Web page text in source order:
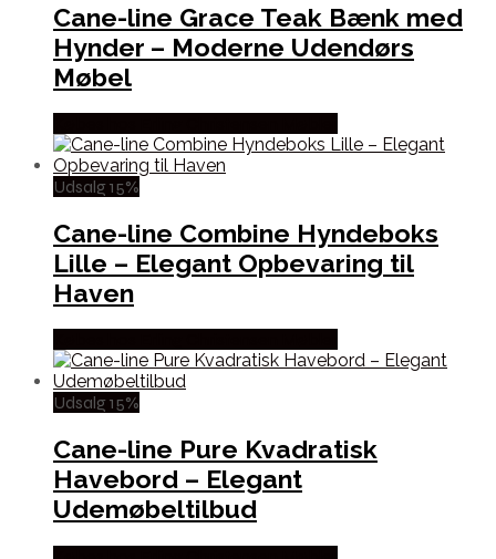
Cane-line Grace Teak Bænk med
Hynder – Moderne Udendørs
Møbel
Udsalg 15%
Cane-line Combine Hyndeboks
Lille – Elegant Opbevaring til
Haven
Udsalg 15%
Cane-line Pure Kvadratisk
Havebord – Elegant
Udemøbeltilbud